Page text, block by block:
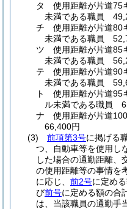
タ
使用距離が片道75
未満である職員
チ
使用距離が片道80
未満である職員
ツ
使用距離が片道85
未満である職員
テ
使用距離が片道90
未満である職員
ト
使用距離が片道95
ル未満である職員
ナ
使用距離が片道
66,400円
(3)
前項第3号に掲げる
つ、自動車等を使用し
した場合の通勤距離、
の使用距離等の事情を
に応じ、 前2号に定め
び前号に定める額の合
は、当該職員の通勤手